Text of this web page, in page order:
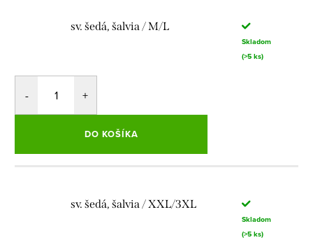
sv. šedá, šalvia / M/L
Skladom
(>5 ks)
DO KOŠÍKA
sv. šedá, šalvia / XXL/3XL
Skladom
(>5 ks)